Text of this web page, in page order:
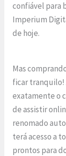
confiável para
Imperium
de hoje.
Mas
ficar tranquilo!
exatamente o
de assistir
renomado
terá acesso a
prontos para